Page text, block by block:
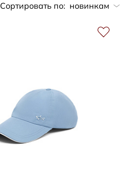
Сортировать по: новинкам